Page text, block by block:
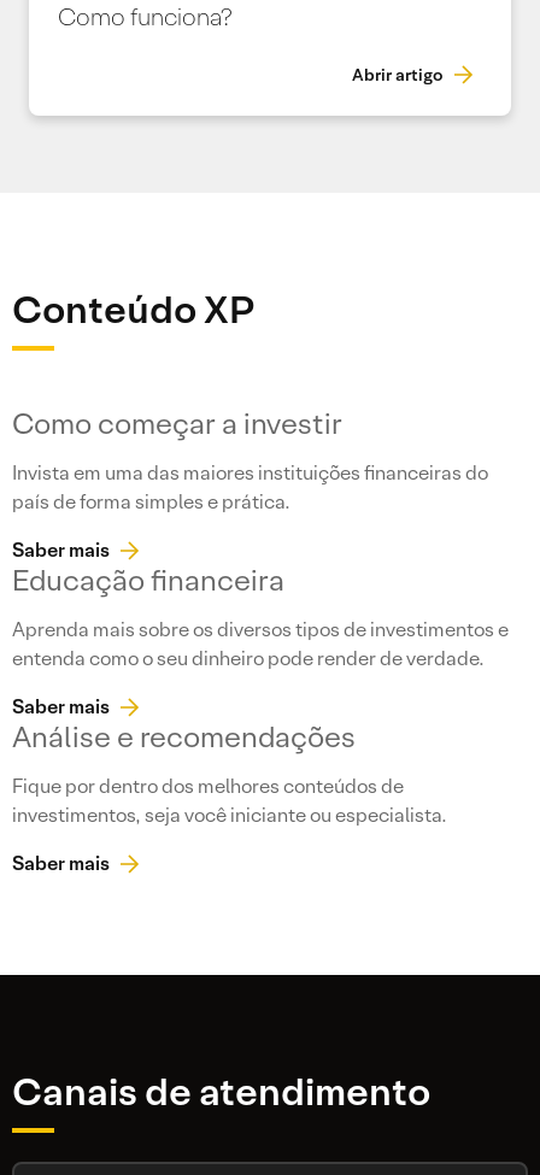
Como funciona?
Abrir artigo
Conteúdo XP
Como começar a investir
Invista em uma das maiores instituições financeiras do
país de forma simples e prática.
Saber mais
Educação financeira
Aprenda mais sobre os diversos tipos de investimentos e
entenda como o seu dinheiro pode render de verdade.
Saber mais
Análise e recomendações
Fique por dentro dos melhores conteúdos de
investimentos, seja você iniciante ou especialista.
Saber mais
Canais de atendimento